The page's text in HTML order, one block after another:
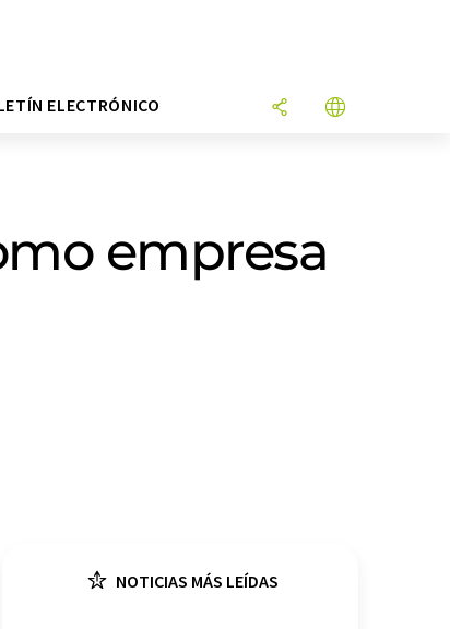
ELECTRÓNICO
empresa
NOTICIAS MÁS LEÍDAS